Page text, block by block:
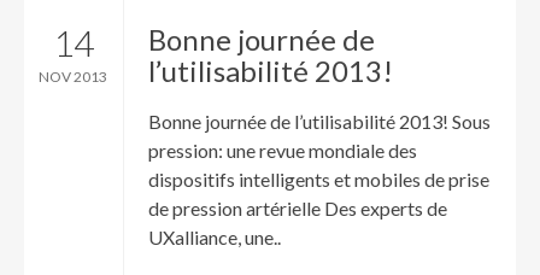
14
NOV 2013
Bonne journée de
l’utilisabilité 2013!
Bonne journée de l’utilisabilité 2013! Sous
pression: une revue mondiale des
dispositifs intelligents et mobiles de prise
de pression artérielle Des experts de
UXalliance, une..